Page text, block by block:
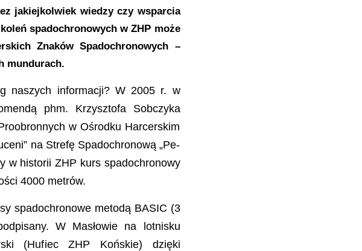
jakiejkolwiek wiedzy czy wsparcia
spadochronowych w ZHP może
Znaków Spadochronowych –
mundurach.
naszych informacji? W 2005 r. w
phm. Krzysztofa Sobczyka
w Ośrodku Harcerskim
na Strefę Spadochronową „Pe-
w historii ZHP kurs spadochronowy
4000 metrów.
spadochronowe metodą BASIC (3
W Masłowie na lotnisku
(Hufiec ZHP Końskie) dzięki